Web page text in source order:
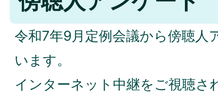
令和7年9月定例会議から傍聴人
います。
インターネット中継をご視聴さ